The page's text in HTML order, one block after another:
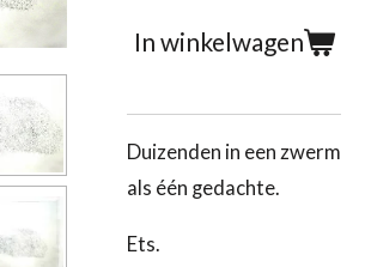
In winkelwagen
Duizenden in een zwerm
als één gedachte.
Ets.